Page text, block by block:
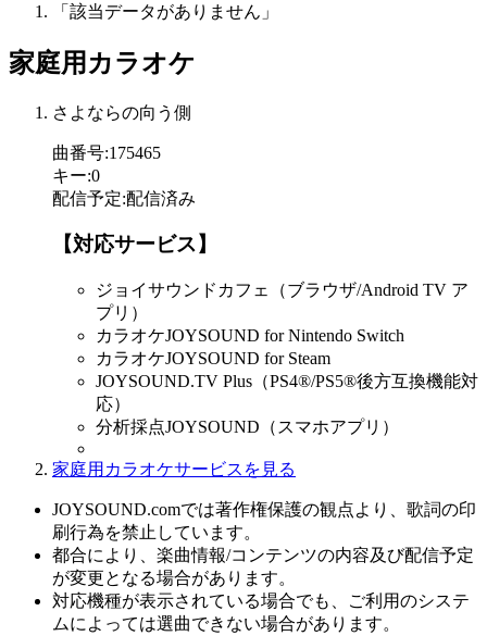
「該当データがありません」
家庭用カラオケ
さよならの向う側
曲番号:175465
キー:0
配信予定:配信済み
【対応サービス】
ジョイサウンドカフェ（ブラウザ/Android TV ア
プリ）
カラオケJOYSOUND for Nintendo Switch
カラオケJOYSOUND for Steam
JOYSOUND.TV Plus（PS4®/PS5®後方互換機能対
応）
分析採点JOYSOUND（スマホアプリ）
家庭用カラオケサービスを見る
JOYSOUND.comでは著作権保護の観点より、歌詞の印
刷行為を禁止しています。
都合により、楽曲情報/コンテンツの内容及び配信予定
が変更となる場合があります。
対応機種が表示されている場合でも、ご利用のシステ
ムによっては選曲できない場合があります。